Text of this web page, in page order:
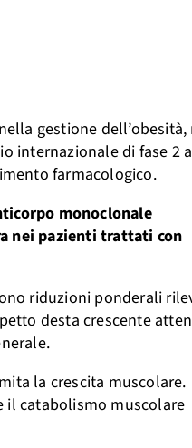
gestione dell’obesità,
internazionale di fase 2
farmacologico.
monoclonale
nei pazienti trattati con
riduzioni ponderali
desta crescente
la crescita muscolare.
il catabolismo muscolare